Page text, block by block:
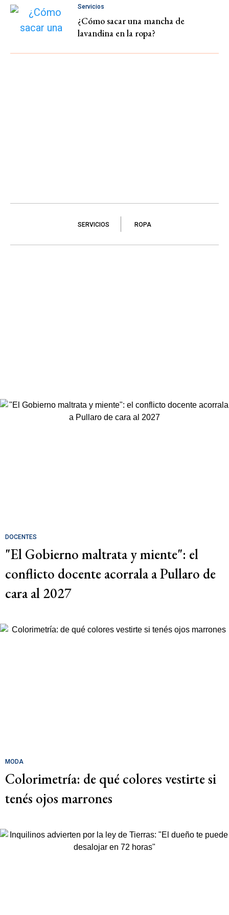
Servicios
¿Cómo sacar una mancha de
lavandina en la ropa?
SERVICIOS ROPA
DOCENTES
"El Gobierno maltrata y miente": el
conflicto docente acorrala a Pullaro de
cara al 2027
MODA
Colorimetría: de qué colores vestirte si
tenés ojos marrones